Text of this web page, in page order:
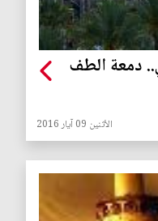
دمعة الطف
الأثنين 09 آيار 2016